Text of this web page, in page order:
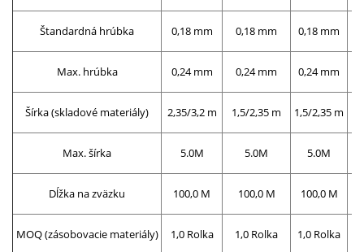
Štandardná hrúbka 0,18 mm 0,18 mm 0,18 mm
Max. hrúbka 0,24 mm 0,24 mm 0,24 mm
Šírka (skladové materiály) 2,35/3,2 m 1,5/2,35 m 1,5/2,35 m
Max. šírka 5.0M 5.0M 5.0M
Dĺžka na zväzku 100,0 M 100,0 M 100,0 M
MOQ (zásobovacie materiály) 1,0 Rolka 1,0 Rolka 1,0 Rolka